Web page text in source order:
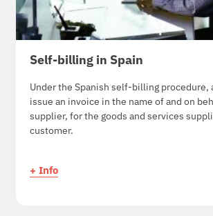
Self-billing in Spain
Under the Spanish self-billing procedure,
issue an invoice in the name of and on
supplier, for the goods and services
customer.
+ Info